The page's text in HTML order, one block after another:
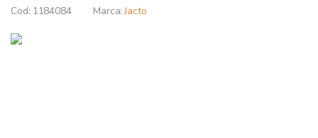
1184084 Jacto